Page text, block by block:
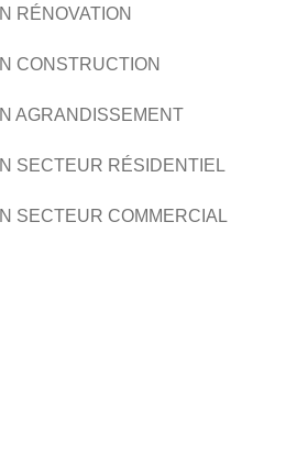
RÉNOVATION
CONSTRUCTION
AGRANDISSEMENT
SECTEUR RÉSIDENTIEL
SECTEUR COMMERCIAL